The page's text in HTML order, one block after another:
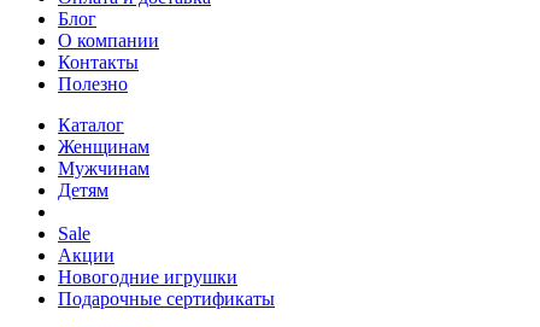
Блог
О компании
Контакты
Полезно
Каталог
Женщинам
Мужчинам
Детям
Sale
Акции
Новогодние игрушки
Подарочные сертификаты